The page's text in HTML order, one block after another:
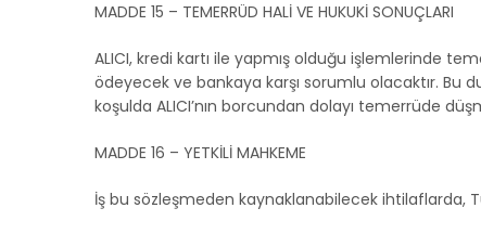
MADDE 15 – TEMERRÜD HALİ VE HUKUKİ SONUÇLARI
ALICI, kredi kartı ile yapmış olduğu işlemlerinde
ödeyecek ve bankaya karşı sorumlu olacaktır. Bu
koşulda ALICI’nın borcundan dolayı temerrüde
MADDE 16 – YETKİLİ MAHKEME
İş bu sözleşmeden kaynaklanabilecek ihtilaflarda,